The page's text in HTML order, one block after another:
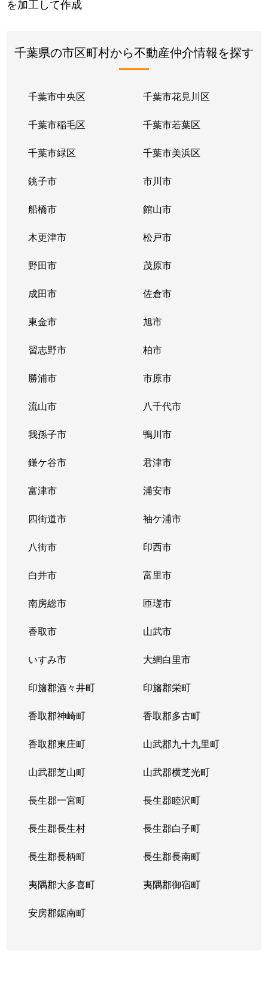
を加工して作成
千葉県の市区町村から不動産仲介情報を探す
千葉市中央区 千葉市花見川区
千葉市稲毛区 千葉市若葉区
千葉市緑区 千葉市美浜区
銚子市 市川市
船橋市 館山市
木更津市 松戸市
野田市 茂原市
成田市 佐倉市
東金市 旭市
習志野市 柏市
勝浦市 市原市
流山市 八千代市
我孫子市 鴨川市
鎌ケ谷市 君津市
富津市 浦安市
四街道市 袖ケ浦市
八街市 印西市
白井市 富里市
南房総市 匝瑳市
香取市 山武市
いすみ市 大網白里市
印旛郡酒々井町 印旛郡栄町
香取郡神崎町 香取郡多古町
香取郡東庄町 山武郡九十九里町
山武郡芝山町 山武郡横芝光町
長生郡一宮町 長生郡睦沢町
長生郡長生村 長生郡白子町
長生郡長柄町 長生郡長南町
夷隅郡大多喜町 夷隅郡御宿町
安房郡鋸南町